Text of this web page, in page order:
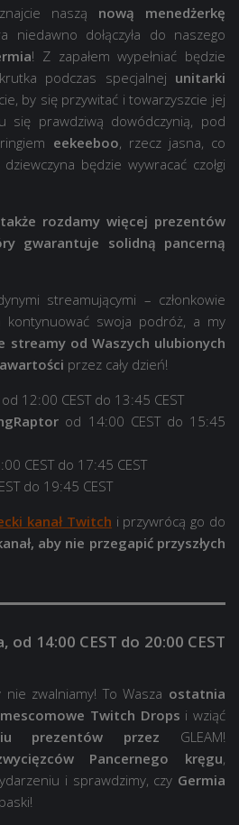
naszą nową menedżerkę
niedawno dołączyła do naszego
! Z zapałem wypełniać będzie
podczas specjalnej unitarki
by się przywitać i towarzyszcie jej
prawdziwą dowódczynią, pod
eekeeboo, rzecz jasna, co
będzie wywracać czołgi
rozdamy więcej prezentów
gwarantuje solidną pancerną
streamującymi – członkowie
kontynuować swoja podróż, a my
streamy od Waszych ulubionych
przez cały dzień!
od 12:00 CEST do 13:45 CEST
od 14:00 CEST do 15:45
CEST do 17:45 CEST
do 19:45 CEST
kanał Twitch i przywrócą go do
aby nie przegapić przyszłych
od 14:00 CEST do 20:00 CEST
zwalniamy! To Wasza ostatnia
Twitch Drops i wziąć
prezentów przez GLEAM!
Pancernego kręgu,
i sprawdzimy, czy Germia